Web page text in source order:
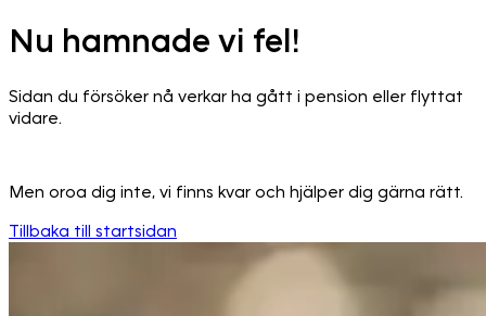
Nu hamnade vi fel!
Sidan du försöker nå verkar ha gått i pension eller flyttat
vidare.
Men oroa dig inte, vi finns kvar och hjälper dig gärna rätt.
Tillbaka till startsidan